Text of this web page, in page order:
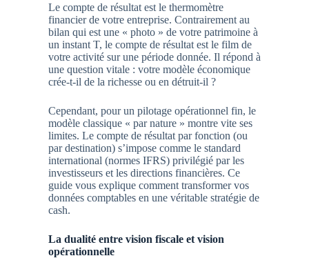
Le compte de résultat est le thermomètre
financier de votre entreprise. Contrairement au
bilan qui est une « photo » de votre patrimoine à
un instant T, le compte de résultat est le film de
votre activité sur une période donnée. Il répond à
une question vitale : votre modèle économique
crée-t-il de la richesse ou en détruit-il ?
Cependant, pour un pilotage opérationnel fin, le
modèle classique « par nature » montre vite ses
limites. Le compte de résultat par fonction (ou
par destination) s’impose comme le standard
international (normes IFRS) privilégié par les
investisseurs et les directions financières. Ce
guide vous explique comment transformer vos
données comptables en une véritable stratégie de
cash.
La dualité entre vision fiscale et vision
opérationnelle